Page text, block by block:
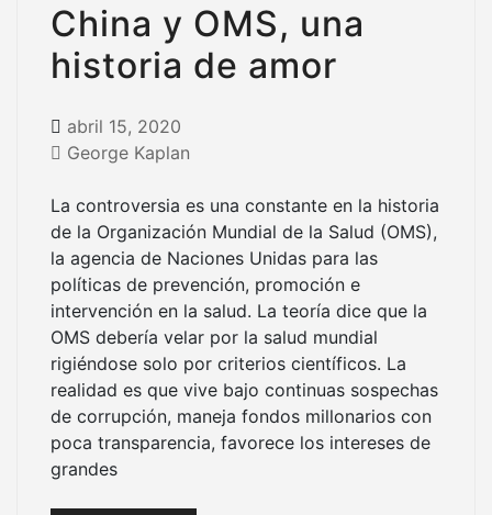
China y OMS, una
historia de amor
abril 15, 2020
George Kaplan
La controversia es una constante en la historia
de la Organización Mundial de la Salud (OMS),
la agencia de Naciones Unidas para las
políticas de prevención, promoción e
intervención en la salud. La teoría dice que la
OMS debería velar por la salud mundial
rigiéndose solo por criterios científicos. La
realidad es que vive bajo continuas sospechas
de corrupción, maneja fondos millonarios con
poca transparencia, favorece los intereses de
grandes